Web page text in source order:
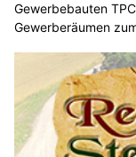
Gewerbebauten
Gewerberäumen